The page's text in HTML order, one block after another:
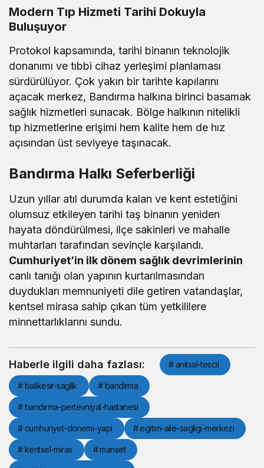
Modern Tıp Hizmeti Tarihi Dokuyla
Buluşuyor
Protokol kapsamında, tarihi binanın teknolojik
donanımı ve tıbbi cihaz yerleşimi planlaması
sürdürülüyor. Çok yakın bir tarihte kapılarını
açacak merkez, Bandırma halkına birinci basamak
sağlık hizmetleri sunacak. Bölge halkının nitelikli
tıp hizmetlerine erişimi hem kalite hem de hız
açısından üst seviyeye taşınacak.
Bandırma Halkı Seferberliği
Uzun yıllar atıl durumda kalan ve kent estetiğini
olumsuz etkileyen tarihi taş binanın yeniden
hayata döndürülmesi, ilçe sakinleri ve mahalle
muhtarları tarafından sevinçle karşılandı.
Cumhuriyet’in ilk dönem sağlık devrimlerinin
canlı tanığı olan yapının kurtarılmasından
duydukları memnuniyeti dile getiren vatandaşlar,
kentsel mirasa sahip çıkan tüm yetkililere
minnettarlıklarını sundu.
Haberle ilgili daha fazlası: # anitsal-tescil
# balikesir-saglik # bandirma
# bandirma-pertevniyal-hastanesi
# cumhuriyet-donemi-yapi # egitim-aile-sagligi-merkezi
# kentsel-miras # manset